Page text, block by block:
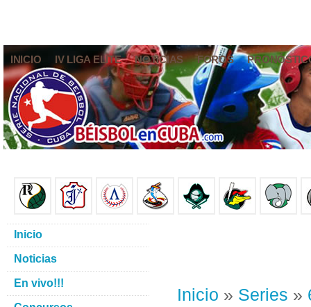
INICIO IV LIGA ELITE NOTICIAS FOROS
Inicio » Series »
Inicio
Noticias
En vivo!!!